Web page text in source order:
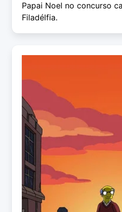
Papai Noel no concurso
Filadélfia.